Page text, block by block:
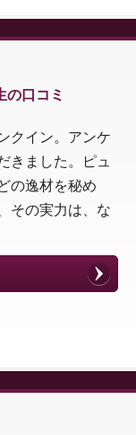
口コミ
クイン。アンケ
きました。ピュ
の逸材を秘め
その実力は、な